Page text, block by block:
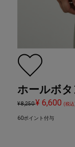
ホールボ
¥ 8,250¥ 6,600(税
60ポイント付与